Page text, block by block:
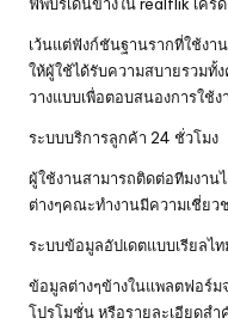
เว้นแต่ฟังก์ชันฐานรากที่ใช้งา
ให้ผู้ใช้ได้รับความสบายรวมทั้
วางแบบเพื่อตอบสนองการใช้
ระบบบริการลูกค้า 24 ชั่วโมง
ผู้ใช้งานสามารถติดต่อทีมงาน
ต่างๆคณะทำงานมีความเชี่ยว
ระบบข้อมูลอัปเดตแบบเรียลไท
ข้อมูลต่างๆข้างในแพลตฟอร์ม
โปรโมชั่น หรือรายละเอียดส